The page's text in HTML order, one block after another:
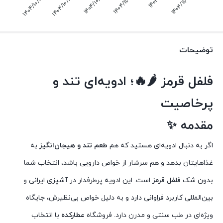
ه‌
ش
ن
ب
ه
۱
۴
۰
۴
/
۱
۰
/
۲ ن
ج
ش
ن
ب
ه
۱
۴
۰
۴
/
۱
۰
/
۲
توضیحات
فلفل قرمز 🌶🔥؛ ادویه‌ای تند و
پرخاصیت
مقدمه ✨
اگر به دنبال ادویه‌ای هستید که هم طعم تند و هیجان‌انگیز به
غذاهایتان بدهد و هم سرشار از خواص دارویی باشد، انتخاب شما
بدون شک فلفل قرمز است. این ادویه پرطرفدار در آشپزی ایرانی و
بین‌المللی کاربرد فراوانی دارد و به دلیل خواص بی‌نظیرش، جایگاه
ویژه‌ای در طب سنتی و مدرن دارد. فروشگاه عطارکده با انتخاب